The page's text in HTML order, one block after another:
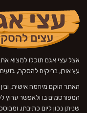
אצל עצי אגם תוכלו למצוא את
עץ אורן, בריקים להסקה,
האתר הוקם מיוזמה אישית,
המפורסמים בו ולאפשר ערוץ
שניתן נכון ליום כתיבתו,